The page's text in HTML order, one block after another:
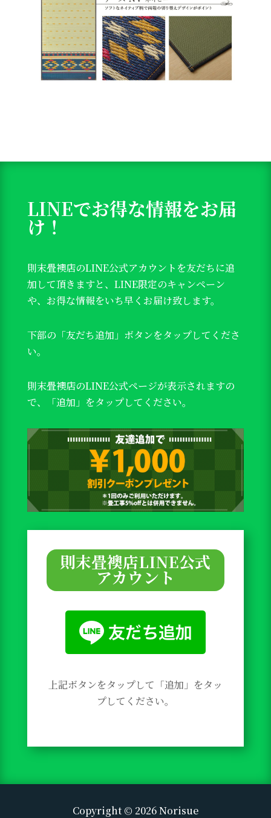
LINEでお得な情報をお届
け！
則末畳襖店のLINE公式アカウントを友だちに追
加して頂きますと、LINE限定のキャンペーン
や、お得な情報をいち早くお届け致します。
下部の「友だち追加」ボタンをタップしてくださ
い。
則末畳襖店のLINE公式ページが表示されますの
で、「追加」をタップしてください。
則末畳襖店LINE公式
アカウント
上記ボタンをタップして「追加」をタッ
プしてください。
Copyright © 2026 Norisue